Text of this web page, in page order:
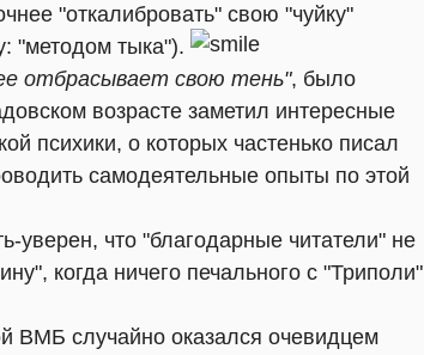
"откалибровать" свою "чуйку"
"методом тыка").
отбрасывает свою тень", было
возрасте заметил интересные
психики, о которых частенько писал
самодеятельные опыты по этой
уверен, что "благодарные читатели" не
когда ничего печального с "Триполи"
ВМБ случайно оказался очевидцем